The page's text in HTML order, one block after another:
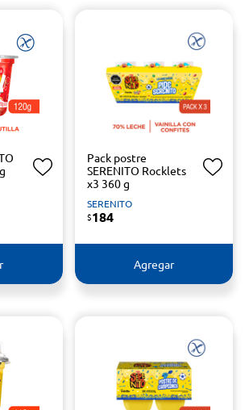
Pack postre
SERENITO Rocklets
x3 360 g
SERENITO
$184
Agregar